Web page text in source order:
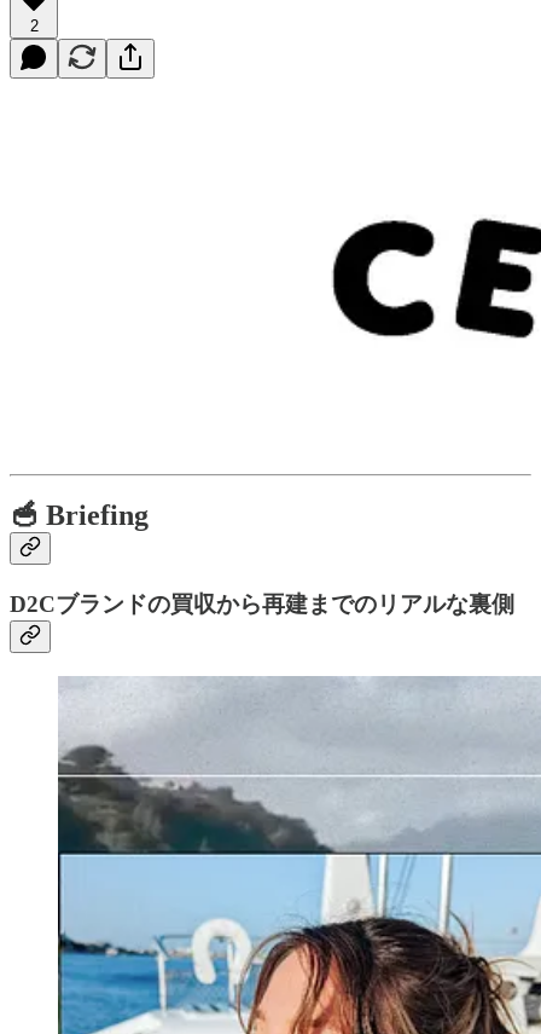
2
🥣 Briefing
D2Cブランドの買収から再建までのリアルな裏側